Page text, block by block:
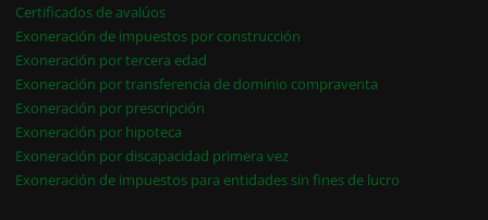
Certificados de avalúos
Exoneración de impuestos por construcción
Exoneración por tercera edad
Exoneración por transferencia de dominio compraventa
Exoneración por prescripción
Exoneración por hipoteca
Exoneración por discapacidad primera vez
Exoneración de impuestos para entidades sin fines de lucro